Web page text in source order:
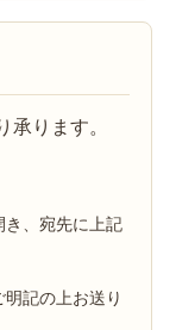
承ります。
き、宛先に上記
記の上お送り